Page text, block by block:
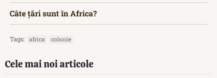
Câte țări sunt în Africa?
Tags: africa colonie
Cele mai noi articole